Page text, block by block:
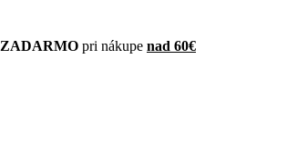
ZADARMO pri nákupe nad 60€